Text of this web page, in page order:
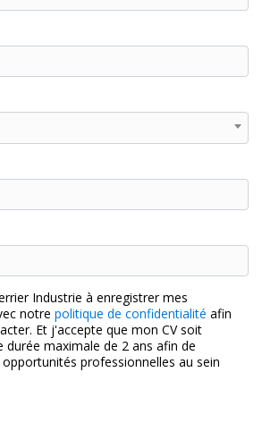
Industrie à enregistrer mes
notre politique de confidentialité afin
Et j'accepte que mon CV soit
durée maximale de 2 ans afin de
opportunités professionnelles au sein